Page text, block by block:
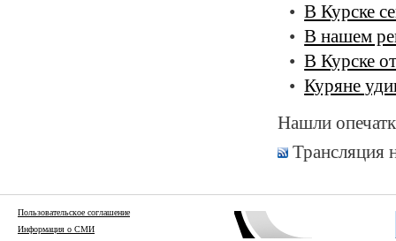
В Курске
В нашем
В Курске
Куряне
Нашли
Трансляция
Пользовательское соглашение
Информация о СМИ